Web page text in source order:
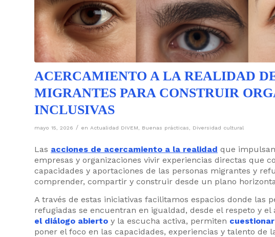
ACERCAMIENTO A LA REALIDAD
MIGRANTES PARA CONSTRUIR
INCLUSIVAS
mayo 15, 2026 / en Actualidad DIVEM Buenas prácticas Diversidad cultural
Las acciones de acercamiento a la realidad que
empresas y organizaciones vivir experiencias directas que
capacidades y aportaciones de las personas migrantes y
comprender, compartir y construir desde un plano
A través de estas iniciativas facilitamos espacios donde las
refugiadas se encuentran en igualdad, desde el respeto y
el diálogo abierto y la escucha activa, permiten
poner el foco en las capacidades, experiencias y talento de